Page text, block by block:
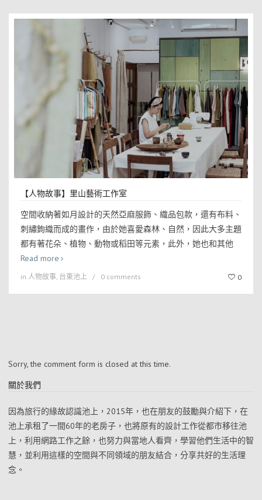
【人物故事】里山藝術工作室
空間收納著如月設計的天然亞麻服飾、織品包款，還有布料、
刺繡鉤織而成的畫作，由於她喜愛森林、自然，因此大多主題
都有著花朵、植物、動物或稻田等元素，此外，她也和其他
Read more
in 人物故事, 台東池上 0 comments 0
Sorry, the comment form is closed at this time.
關於我們
因為旅行的緣故認識池上，2015年，也在朋友的鼓勵與介紹下，在
池上承租了一間60年的老房子，也將原有的設計工作從都市移往池
上，利用網路工作之餘，也努力與當地人看齊，學習他們生活中的智
慧，並利用這樣的空間與不同領域的朋友結合，分享共好的生活理
念。